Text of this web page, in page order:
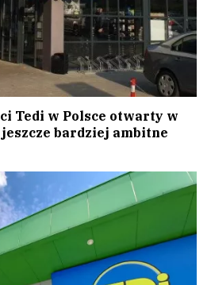
Tedi w Polsce otwarty w
bardziej ambitne